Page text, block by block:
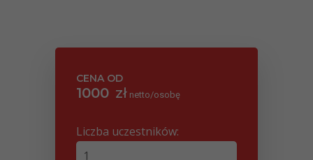
CENA OD
1000 zł netto/osobę
Liczba uczestników: